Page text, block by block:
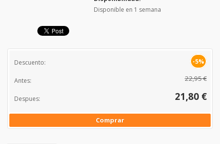
Disponible en 1 semana
Descuento: -5%
Antes: 22,95 €
Despues: 21,80 €
Comprar